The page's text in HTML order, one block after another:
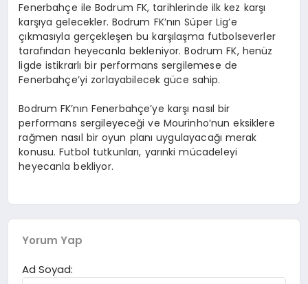
Fenerbahçe ile Bodrum FK, tarihlerinde ilk kez karşı
karşıya gelecekler. Bodrum FK’nın Süper Lig’e
çıkmasıyla gerçekleşen bu karşılaşma futbolseverler
tarafından heyecanla bekleniyor. Bodrum FK, henüz
ligde istikrarlı bir performans sergilemese de
Fenerbahçe’yi zorlayabilecek güce sahip.
Bodrum FK’nın Fenerbahçe’ye karşı nasıl bir
performans sergileyeceği ve Mourinho’nun eksiklere
rağmen nasıl bir oyun planı uygulayacağı merak
konusu. Futbol tutkunları, yarınki mücadeleyi
heyecanla bekliyor.
Yorum Yap
Ad Soyad: